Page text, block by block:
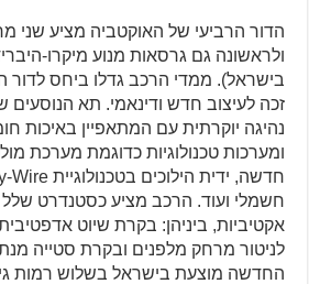
הדור הרביעי של האוקטביה מציע שני
ולראשונה גם גרסאות מנוע מיקרו-
בישראל). ממדי הרכב גדלו ביחס לדור
זכה לעיצוב חדש ודינאמי. תא הנוסעים
נהיגה יוקרתית עם המתאפיין באיכות
ומערכות טכנולוגיות כדוגמת מערכת
חשמלי ועוד. הרכב מציע כסטנדרט שלל
אקטיביות, ביניהן: בקרת שיוט
לניטור מרחק מלפנים ובקרת סטייה